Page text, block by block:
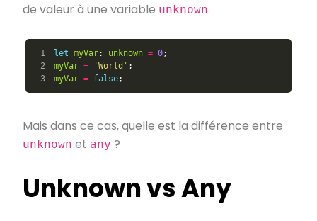
de valeur à une variable unknown.
1
2
3
let myVar: unknown = 0;
myVar = ' World ' ;
myVar = false;
Mais dans ce cas, quelle est la différence entre
unknown et any ?
Unknown vs Any